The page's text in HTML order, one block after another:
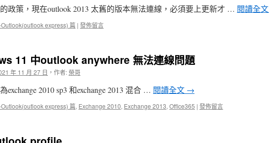
政策，現在outlook 2013 太舊的版本無法連線，必須要上更新才 … 閱讀全文
express) 篇 | 發佈留言
11 中outlook anywhere 無法連線問題
年 11 月 27 日 ， 作者:榮哥
exchange 2010 sp3 和exchange 2013 混合 … 閱讀全文 →
express) 篇, Exchange 2010, Exchange 2013, Office365 | 發佈留言